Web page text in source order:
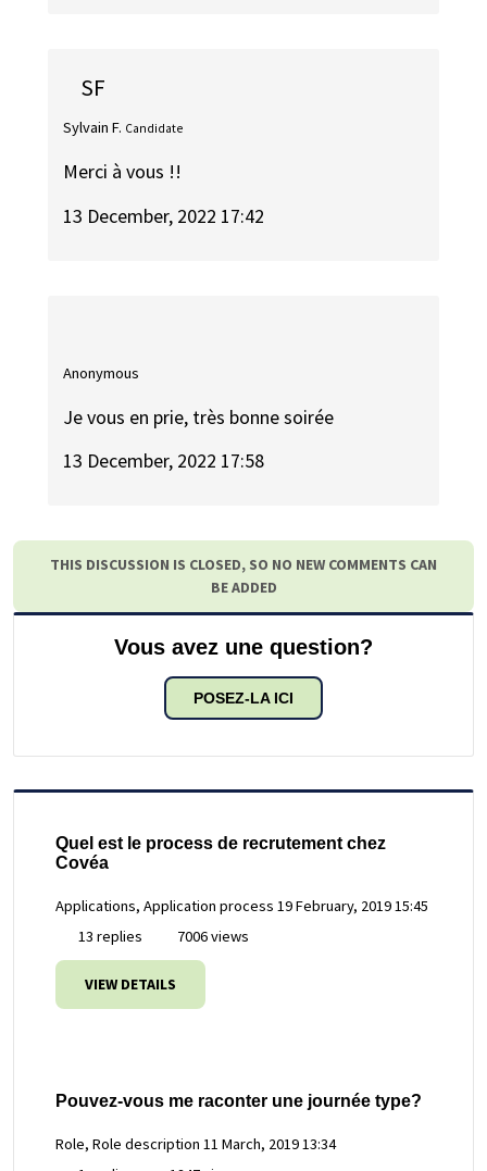
SF
Sylvain F. Candidate
Merci à vous !!
13 December, 2022 17:42
Anonymous
Je vous en prie, très bonne soirée
13 December, 2022 17:58
THIS DISCUSSION IS CLOSED, SO NO NEW COMMENTS CAN
BE ADDED
Vous avez une question?
POSEZ-LA ICI
Quel est le process de recrutement chez
Covéa
Applications, Application process 19 February, 2019 15:45
13 replies
7006 views
VIEW DETAILS
Pouvez-vous me raconter une journée type?
Role, Role description 11 March, 2019 13:34